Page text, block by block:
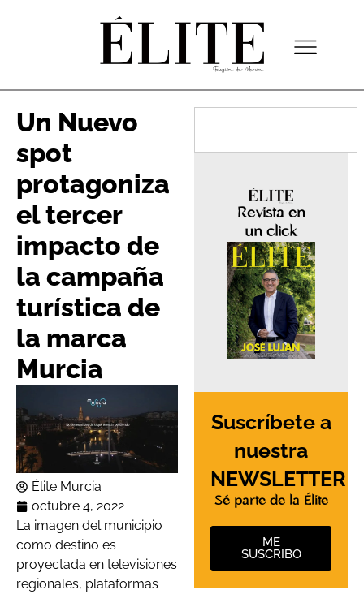
Un Nuevo
spot
protagoniza
el tercer
impacto de
la campaña
turística de
la marca
Murcia
Élite Murcia
octubre 4, 2022
La imagen del municipio
como destino es
proyectada en televisiones
regionales, plataformas
Revista en
un click
Suscríbete a
nuestra
NEWSLETTER
Sé parte de la Élite
ME
SUSCRIBO